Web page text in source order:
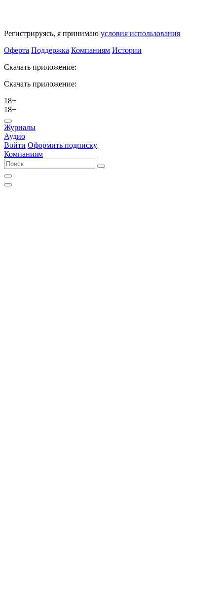
Регистрируясь, я принимаю условия использования
Оферта Поддержка Компаниям Истории
Скачать приложение:
Скачать приложение:
18+
18+
Журналы
Аудио
Войти Оформить подписку
Компаниям